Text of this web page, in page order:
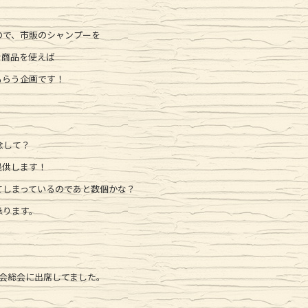
、市販のシャンプーを
品を使えば
う企画です！
て？
します！
まっているのであと数個かな？
ます。
総会に出席してました。